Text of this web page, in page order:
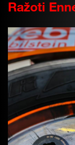
Ražoti